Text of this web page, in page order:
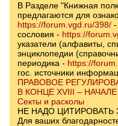
В Разделе "Книжная
предлагаются для
https://forum.vgd.ru/398/-
сословия - https://
указатели (алфавиты,
энциклопедии
периодика - https://
гос. источники
ПРАВОВОЕ
В КОНЦЕ XVIII –
Секты и расколы
НЕ НАДО ЦИТИРОВАТЬ 3х-
Для ваших